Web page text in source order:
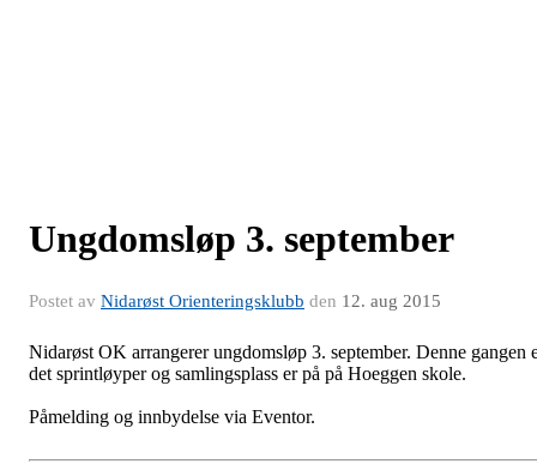
Ungdomsløp 3. september
Postet av Nidarøst Orienteringsklubb den 12. aug 2015
Nidarøst OK arrangerer ungdomsløp 3. september. Denne gangen
det sprintløyper og samlingsplass er på på Hoeggen skole.
Påmelding og innbydelse via Eventor.